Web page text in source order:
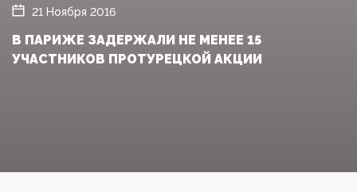
21 Ноября 2016
В ПАРИЖЕ ЗАДЕРЖАЛИ НЕ МЕНЕЕ 15
УЧАСТНИКОВ ПРОТУРЕЦКОЙ АКЦИИ